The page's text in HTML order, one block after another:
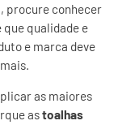
procure conhecer
que qualidade e
e marca deve
as maiores
astoalhas